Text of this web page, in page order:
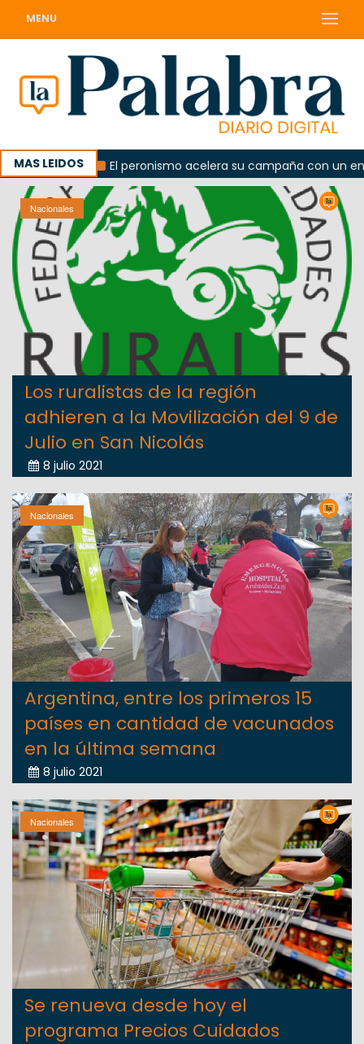
MENU
MAS LEIDOSEl peronismo acelera su campaña con un
Nacionales
Los ruralistas de la región
adhieren a la Movilización del 9 de
Julio en San Nicolás
8 julio 2021
Nacionales
Argentina, entre los primeros 15
países en cantidad de vacunados
en la última semana
8 julio 2021
Nacionales
Se renueva desde hoy el
programa Precios Cuidados